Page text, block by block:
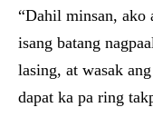
“Dahil minsan, ako
isang batang
lasing, at wasak
dapat ka pa ring